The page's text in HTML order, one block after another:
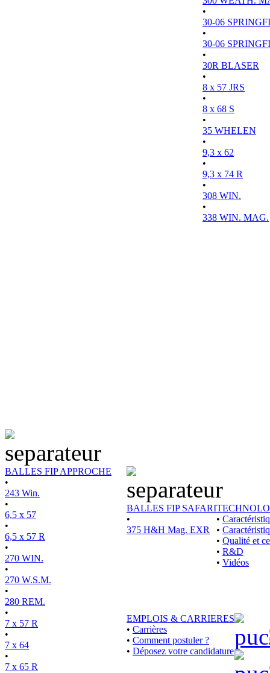
•
30-06
•
30-06
•
30R BLASER
•
8 x 57 JRS
•
8 x 68 S
•
35 WHELEN
•
9,3 x 62
•
9,3 x 74 R
•
308 WIN.
•
338 WIN. MAG.
BALLES FIP APPROCHE
•
243 Win.
•
6,5 x 57
•
6,5 x 57 R
•
270 WIN.
•
270 W.S.M.
•
280 REM.
•
7 x 57 R
•
7 x 64
•
7 x 65 R
BALLES FIP SAFARI
•
375 H&H Mag. EXR
•
•
• Qualité et
• R&D
• Vidéos
EMPLOIS & CARRIERES
• Carrières
• Comment postuler ?
• Déposez votre candidature